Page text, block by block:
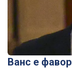
Ванс е